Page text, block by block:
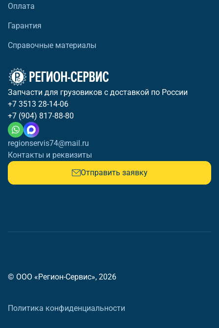
Оплата
Гарантия
Справочные материалы
Запчасти для грузовиков с доставкой по России
+7 3513 28-14-06
+7 (904) 817-88-80
regionservis74@mail.ru
Контакты и реквизиты
Отправить заявку
© ООО «Регион-Сервис», 2026
Политика конфиденциальности